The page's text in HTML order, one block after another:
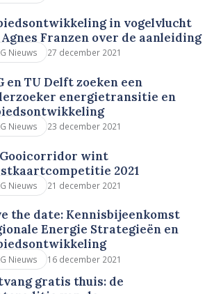
in vogelvlucht
Franzen over de aanleiding
Nieuws 27 december 2021
en TU Delft zoeken een
energietransitie en
Nieuws 23 december 2021
Gooicorridor wint
2021
Nieuws 21 december 2021
the date: Kennisbijeenkomst
Energie Strategieën en
Nieuws 16 december 2021
gratis thuis: de